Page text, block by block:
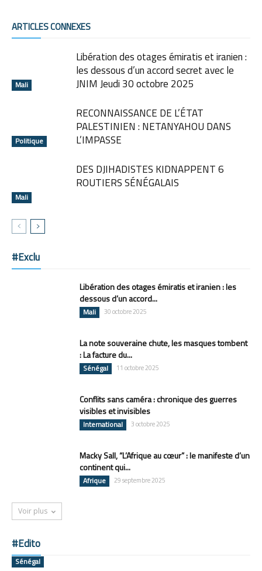
ARTICLES CONNEXES
Mali
Libération des otages émiratis et iranien :
les dessous d’un accord secret avec le
JNIM Jeudi 30 octobre 2025
Politique
RECONNAISSANCE DE L’ÉTAT
PALESTINIEN : NETANYAHOU DANS
L’IMPASSE
Mali
DES DJIHADISTES KIDNAPPENT 6
ROUTIERS SÉNÉGALAIS
#Exclu
Libération des otages émiratis et iranien : les
dessous d’un accord...
Mali 30 octobre 2025
La note souveraine chute, les masques tombent
: La facture du...
Sénégal 11 octobre 2025
Conflits sans caméra : chronique des guerres
visibles et invisibles
International 3 octobre 2025
Macky Sall, “L’Afrique au cœur” : le manifeste d’un
continent qui...
Afrique 29 septembre 2025
Voir plus
#Edito
Sénégal